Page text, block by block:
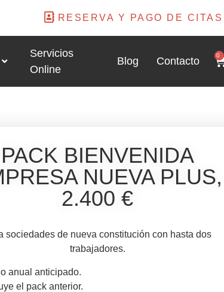
RESERVA Y PAGO DE
Servicios
Online
Blog Contacto 0
PACK BIENVENIDA
NUEVA PLUS,
2.400 €
sociedades de nueva constitución con hasta dos
trabajadores.
anual anticipado.
el pack anterior.